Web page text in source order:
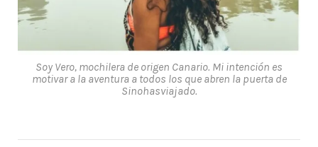
Soy Vero, mochilera de origen Canario. Mi intención es
motivar a la aventura a todos los que abren la puerta de
Sinohasviajado.